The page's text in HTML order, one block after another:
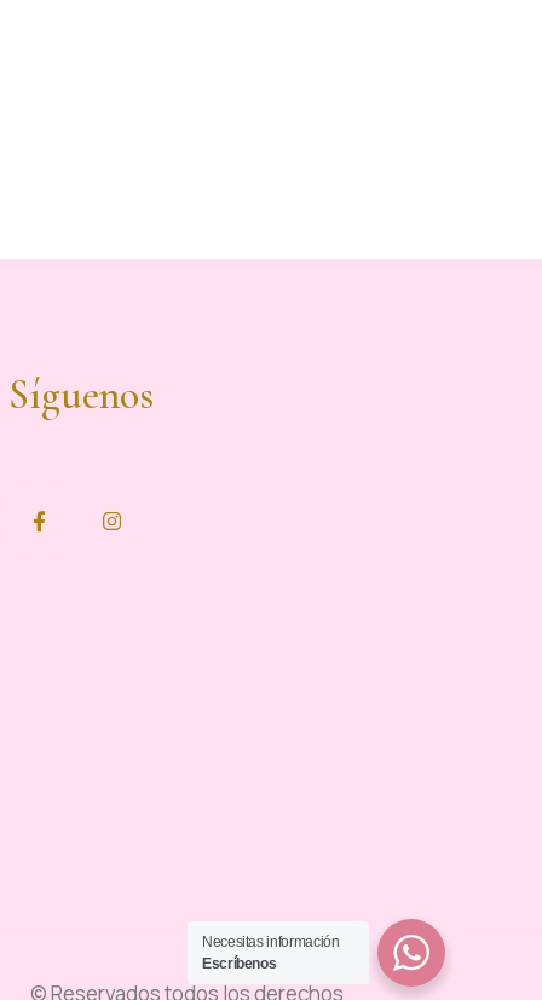
Síguenos
© Reservados todos los derechos
Necesitas información
Escríbenos